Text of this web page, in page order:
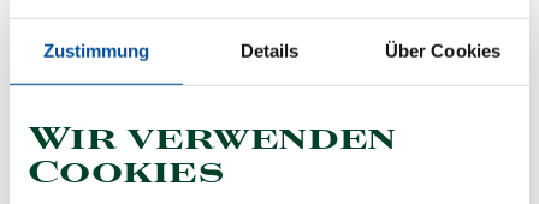
Zustimmung Details Über Cookies
Wir verwenden
Cookies
HÄNDLER FINDEN
Produktlinie
Produktbeschreibung